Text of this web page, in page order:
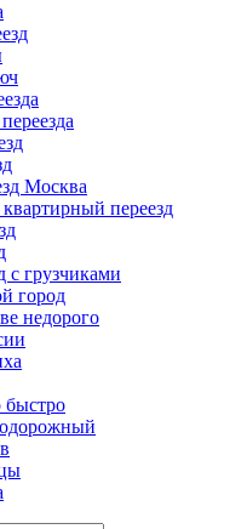
Москва
переезд
с грузчиками
город
недорого
быстро